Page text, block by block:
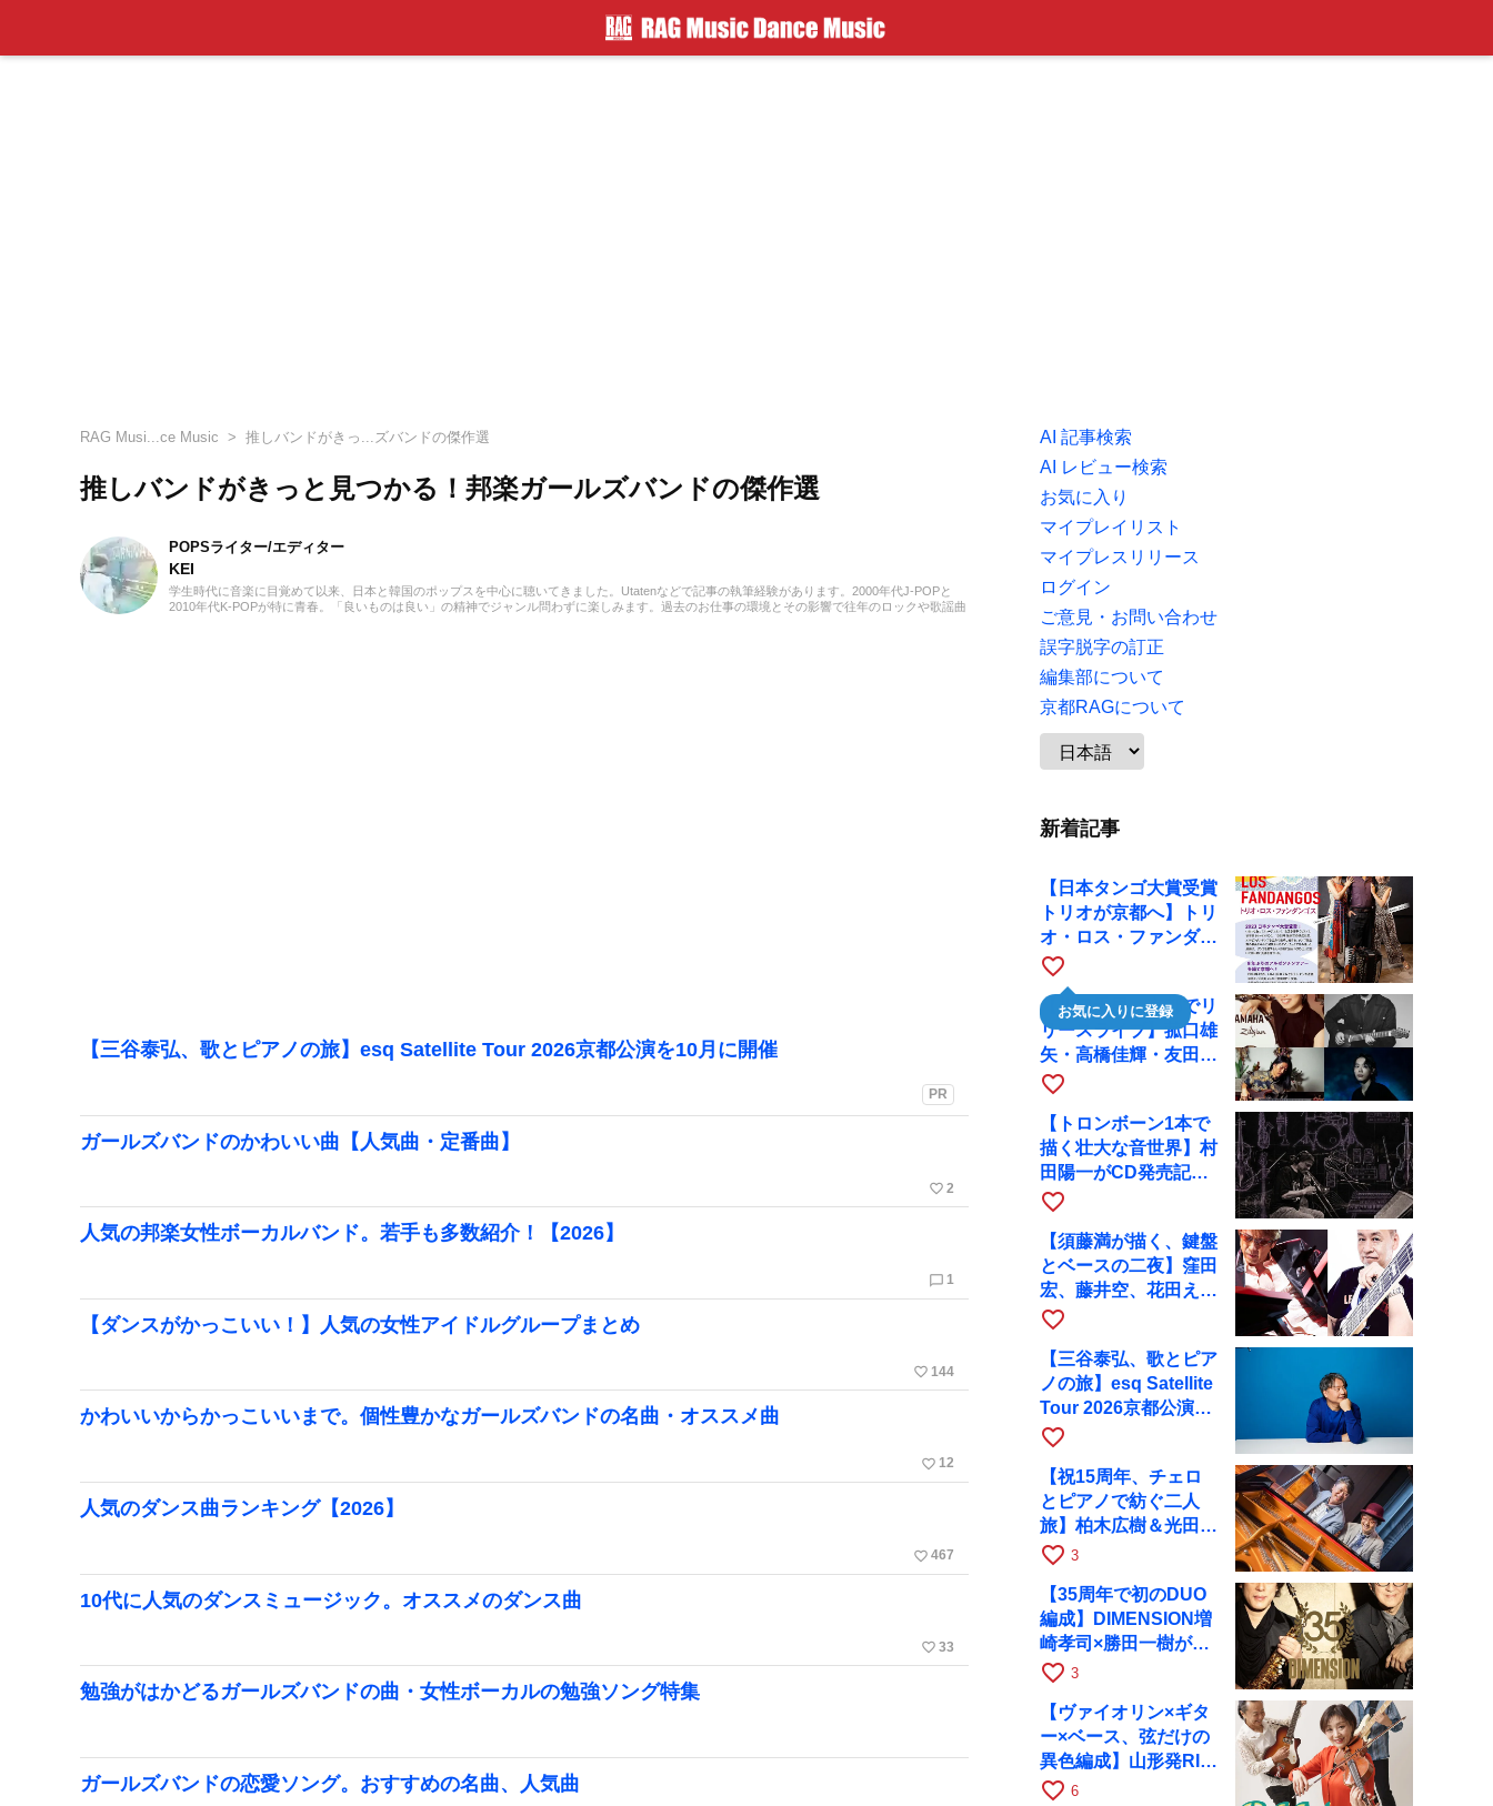
RAG Musi...ce Music 推しバンドがきっ...ズバンドの傑作選
推しバンドがきっと見つかる！邦楽ガールズバンドの傑作選
POPSライター/エディター
KEI
学生時代に音楽に目覚めて以来、日本と韓国のポップスを中心に聴いてきました。Utatenなどで記事の執筆経験があります。2000年代J-POPと
2010年代K-POPが特に青春。「良いものは良い」の精神でジャンル問わずに楽しみます。過去のお仕事の環境とその影響で往年のロックや歌謡曲
【三谷泰弘、歌とピアノの旅】esq Satellite Tour 2026京都公演を10月に開催
PR
ガールズバンドのかわいい曲【人気曲・定番曲】
favorite_border 2
人気の邦楽女性ボーカルバンド。若手も多数紹介！【2026】
chat_bubble_outline 1
【ダンスがかっこいい！】人気の女性アイドルグループまとめ
favorite_border 144
かわいいからかっこいいまで。個性豊かなガールズバンドの名曲・オススメ曲
favorite_border 12
人気のダンス曲ランキング【2026】
favorite_border 467
10代に人気のダンスミュージック。オススメのダンス曲
favorite_border 33
勉強がはかどるガールズバンドの曲・女性ボーカルの勉強ソング特集
ガールズバンドの恋愛ソング。おすすめの名曲、人気曲
AI 記事検索
AI レビュー検索
お気に入り
マイプレイリスト
マイプレスリリース
ログイン
ご意見・お問い合わせ
誤字脱字の訂正
編集部について
京都RAGについて
新着記事
【日本タンゴ大賞受賞
トリオが京都へ】トリ
オ・ロス・ファンダン
ゴスが10月9日にRAG
で公演
favorite_border
お気に入りに登録
【川口千里、京都でリ
リースライブ】菰口雄
矢・高橋佳輝・友田ジ
ュンと9月28日にRAG
favorite_border
【トロンボーン1本で
描く壮大な音世界】村
田陽一がCD発売記念
ツアーで9月4日に京
favorite_border
【須藤満が描く、鍵盤
とベースの二夜】窪田
宏、藤井空、花田えみ
と京都RAGで共演
favorite_border
【三谷泰弘、歌とピア
ノの旅】esq Satellite
Tour 2026京都公演を
10月に開催
favorite_border
【祝15周年、チェロ
とピアノで紡ぐ二人
旅】柏木広樹＆光田健
一が11月12日に京都
favorite_border 3
【35周年で初のDUO
編成】DIMENSION増
崎孝司×勝田一樹が10
月11日に京都RAGへ
favorite_border 3
【ヴァイオリン×ギタ
ー×ベース、弦だけの
異色編成】山形発RIM
が初全国ツアーで8月
favorite_border 6